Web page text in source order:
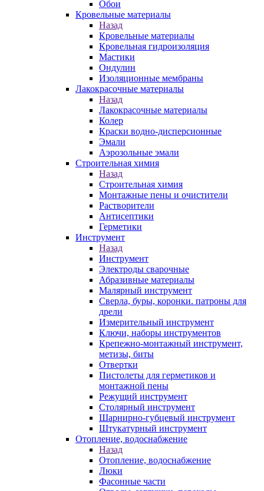
Обои
Кровельные материалы
Назад
Кровельные материалы
Кровельная гидроизоляция
Мастики
Ондулин
Изоляционные мембраны
Лакокрасочные материалы
Назад
Лакокрасочные материалы
Колер
Краски водно-дисперсионные
Эмали
Аэрозольные эмали
Строительная химия
Назад
Строительная химия
Монтажные пены и очистители
Растворители
Антисептики
Герметики
Инструмент
Назад
Инструмент
Электроды сварочные
Абразивные материалы
Малярный инструмент
Сверла, буры, коронки. патроны для
дрели
Измерительный инструмент
Ключи, наборы инструментов
Крепежно-монтажный инструмент,
метизы, биты
Отвертки
Пистолеты для герметиков и
монтажной пены
Режущий инструмент
Столярный инструмент
Шарнирно-губцевый инструмент
Штукатурный инструмент
Отопление, водоснабжение
Назад
Отопление, водоснабжение
Люки
Фасонные части